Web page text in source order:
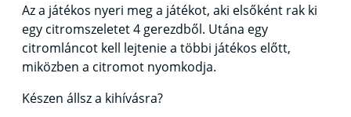
Az a játékos nyeri meg a játékot, aki elsőként rak ki
egy citromszeletet 4 gerezdből. Utána egy
citromláncot kell lejtenie a többi játékos előtt,
miközben a citromot nyomkodja.
Készen állsz a kihívásra?